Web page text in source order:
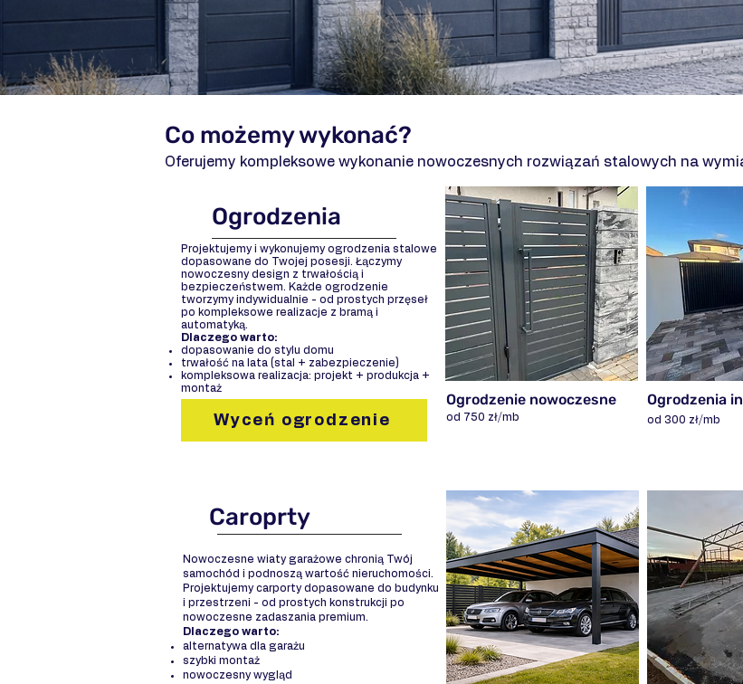
Co możemy wykonać?
Oferujemy kompleksowe wykonanie nowoczesnych rozwiązań stalowych na
Ogrodzenia
Wyceń ogrodzenie
Projektujemy i wykonujemy ogrodzenia stalowe
dopasowane do Twojej posesji. Łączymy
nowoczesny design z trwałością i
bezpieczeństwem. Każde ogrodzenie
tworzymy indywidualnie - od prostych przęseł
po kompleksowe realizacje z bramą i
automatyką.
Dlaczego warto:
dopasowanie do stylu domu
trwałość na lata (stal + zabezpieczenie)
kompleksowa realizacja: projekt + produkcja +
montaż
Ogrodzenie nowoczesne
od 750 zł/mb
Ogrodzenia
od 300 zł/mb
Caroprty
Nowoczesne wiaty garażowe chronią Twój
samochód i podnoszą wartość nieruchomości.
Projektujemy carporty dopasowane do budynku
i przestrzeni - od prostych konstrukcji po
nowoczesne zadaszania premium.
Dlaczego warto:
alternatywa dla garażu
szybki montaż
nowoczesny wygląd